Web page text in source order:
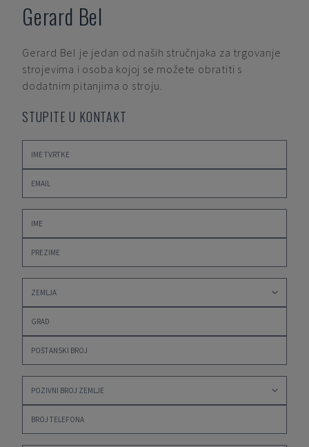
Gerard Bel
Gerard Bel je jedan od naših stručnjaka za trgovanje
strojevima i osoba kojoj se možete obratiti s
dodatnim pitanjima o stroju.
STUPITE U KONTAKT